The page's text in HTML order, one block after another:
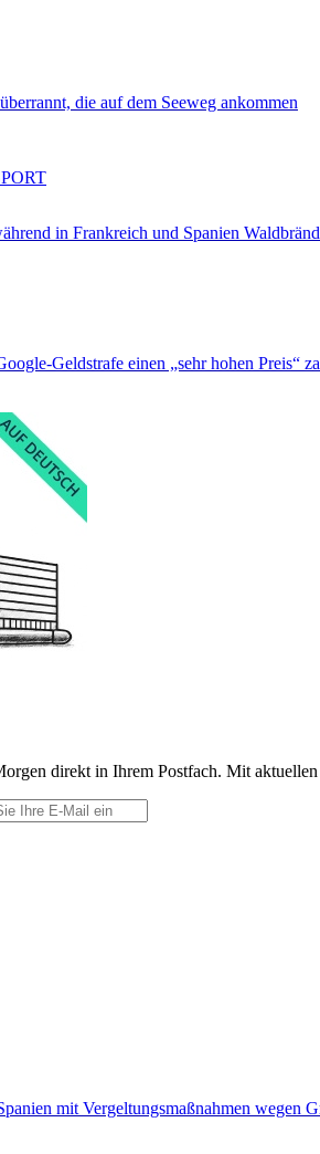
die auf dem Seeweg ankommen
in Frankreich und Spanien
Geldstrafe einen „sehr hohen Preis“
direkt in Ihrem Postfach. Mit
mit Vergeltungsmaßnahmen wegen